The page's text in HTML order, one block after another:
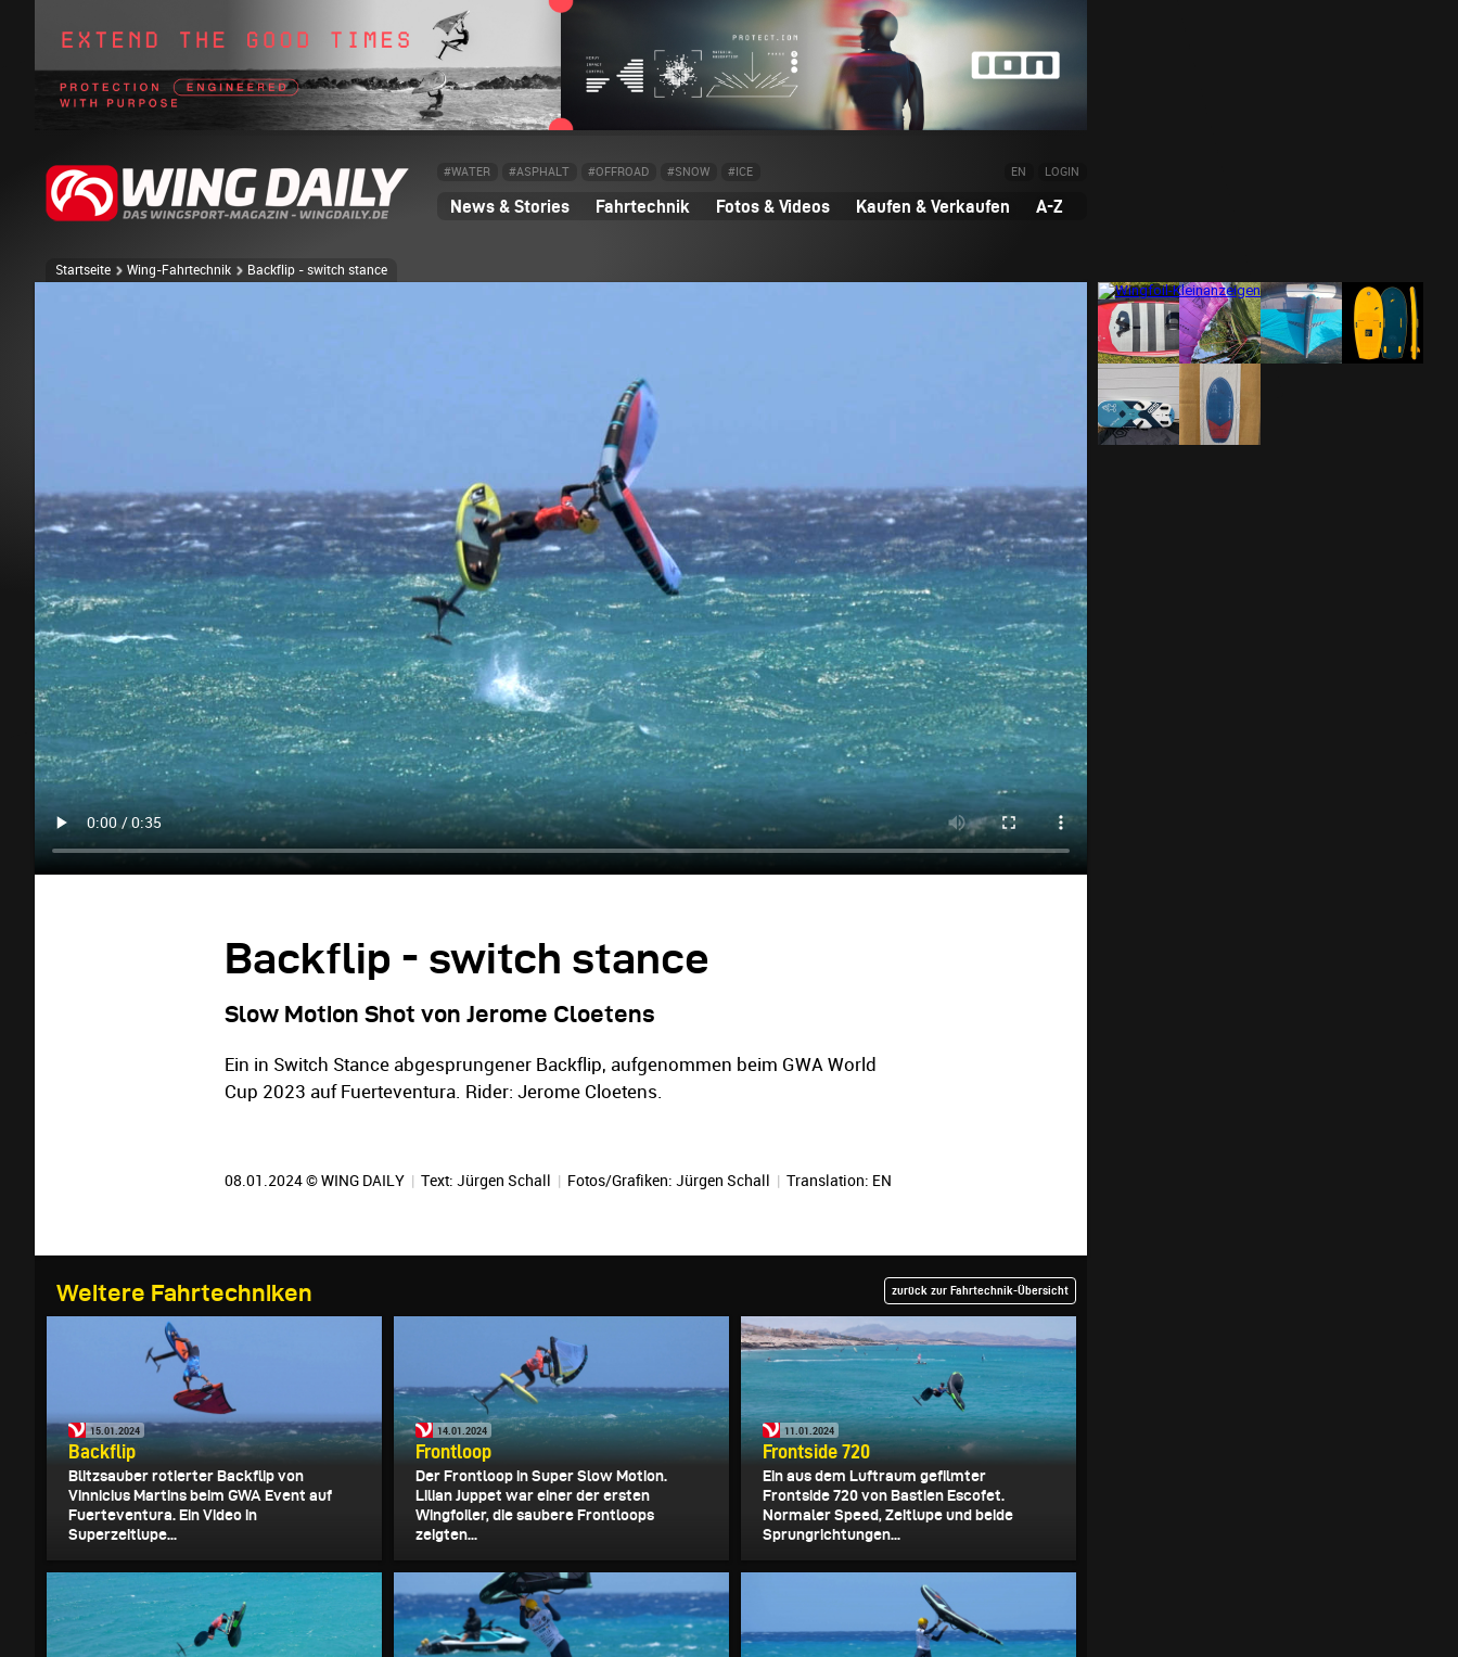
#WATER #ASPHALT #OFFROAD #SNOW #ICE EN LOGIN
News & Stories Fahrtechnik Fotos & Videos Kaufen & Verkaufen A-Z
Startseite Wing-Fahrtechnik Backflip - switch stance
Backflip - switch stance
Slow Motion Shot von Jerome Cloetens
Ein in Switch Stance abgesprungener Backflip, aufgenommen beim GWA World
Cup 2023 auf Fuerteventura. Rider: Jerome Cloetens.
08.01.2024 © WING DAILY | Text: Jürgen Schall | Fotos/Grafiken: Jürgen Schall | Translation: EN
Weitere Fahrtechniken zurück zur Fahrtechnik-Übersicht
15.01.2024
Backflip
Blitzsauber rotierter Backflip von
Vinnicius Martins beim GWA Event auf
Fuerteventura. Ein Video in
Superzeitlupe...
14.01.2024
Frontloop
Der Frontloop in Super Slow Motion.
Lilian Juppet war einer der ersten
Wingfoiler, die saubere Frontloops
zeigten...
11.01.2024
Frontside 720
Ein aus dem Luftraum gefilmter
Frontside 720 von Bastien Escofet.
Normaler Speed, Zeitlupe und beide
Sprungrichtungen...